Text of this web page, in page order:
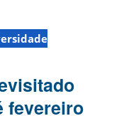
fevereiro